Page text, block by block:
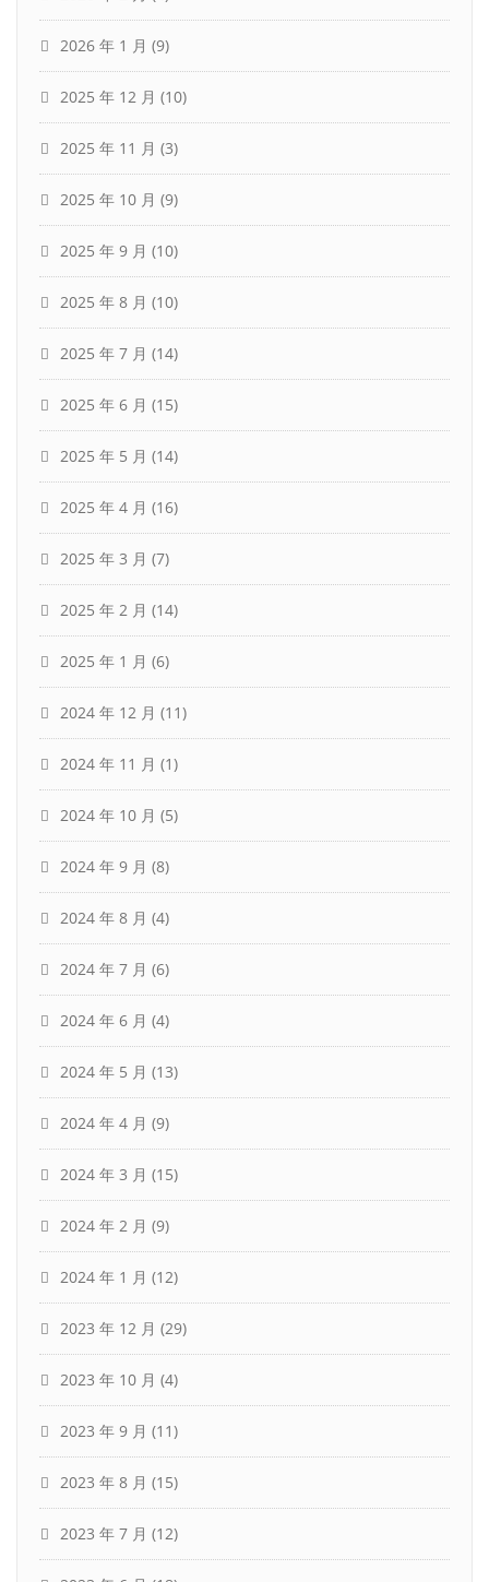
2026 年 1 月 (9)
2025 年 12 月 (10)
2025 年 11 月 (3)
2025 年 10 月 (9)
2025 年 9 月 (10)
2025 年 8 月 (10)
2025 年 7 月 (14)
2025 年 6 月 (15)
2025 年 5 月 (14)
2025 年 4 月 (16)
2025 年 3 月 (7)
2025 年 2 月 (14)
2025 年 1 月 (6)
2024 年 12 月 (11)
2024 年 11 月 (1)
2024 年 10 月 (5)
2024 年 9 月 (8)
2024 年 8 月 (4)
2024 年 7 月 (6)
2024 年 6 月 (4)
2024 年 5 月 (13)
2024 年 4 月 (9)
2024 年 3 月 (15)
2024 年 2 月 (9)
2024 年 1 月 (12)
2023 年 12 月 (29)
2023 年 10 月 (4)
2023 年 9 月 (11)
2023 年 8 月 (15)
2023 年 7 月 (12)